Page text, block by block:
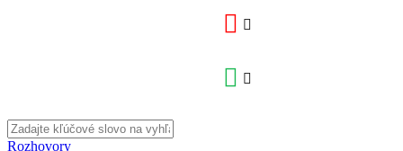
Rozhovory